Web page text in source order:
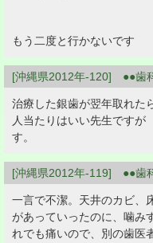
もう二度と行かないです
[沖縄県2012年-120] ●●歯
治療した銀歯が翌年取れた
人当たりはいい先生です
す。
[沖縄県2012年-119] ●●歯
一言で不潔。天井のカビ、
があっていったのに、噛み
れでも痛いので、別の歯医